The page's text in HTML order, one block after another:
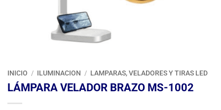
INICIO / ILUMINACION / LAMPARAS, VELADORES Y TIRAS LED
LÁMPARA VELADOR BRAZO MS-1002